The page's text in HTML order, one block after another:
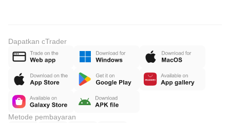
Dapatkan cTrader
Metode pembayaran